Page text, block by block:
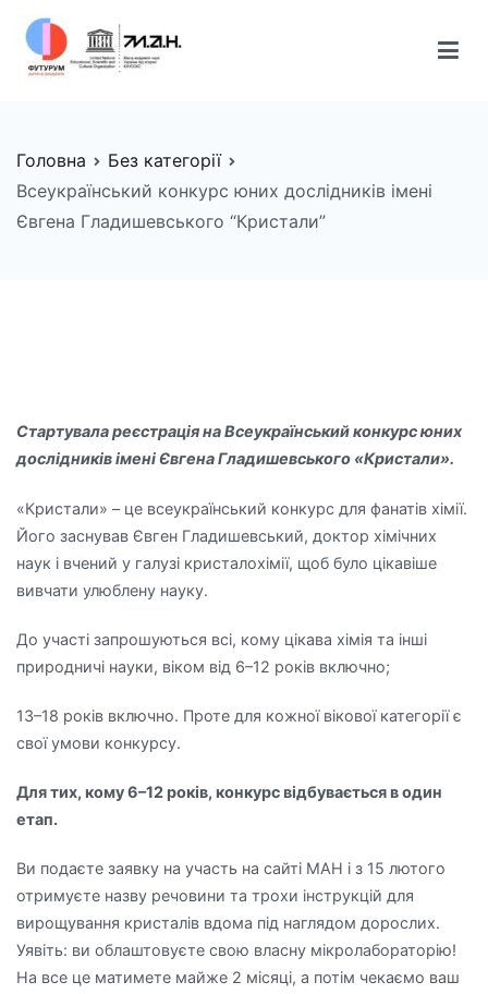
Перейти
вмісту
Головна
Без категорії
Всеукраїнський конкурс юних дослідників імені
Євгена Гладишевського “Кристали”
Стартувала реєстрація на Всеукраїнський конкурс юних
дослідників імені Євгена Гладишевського «Кристали».
«Кристали» – це всеукраїнський конкурс для фанатів хімії.
Його заснував Євген Гладишевський, доктор хімічних
наук і вчений у галузі кристалохімії, щоб було цікавіше
вивчати улюблену науку.
До участі запрошуються всі, кому цікава хімія та інші
природничі науки, віком від 6–12 років включно;
13–18 років включно. Проте для кожної вікової категорії є
свої умови конкурсу.
Для тих, кому 6–12 років, конкурс відбувається в один
етап.
Ви подаєте заявку на участь на сайті МАН і з 15 лютого
отримуєте назву речовини та трохи інструкцій для
вирощування кристалів вдома під наглядом дорослих.
Уявіть: ви облаштовуєте свою власну мікролабораторію!
На все це матимете майже 2 місяці, а потім чекаємо ваш